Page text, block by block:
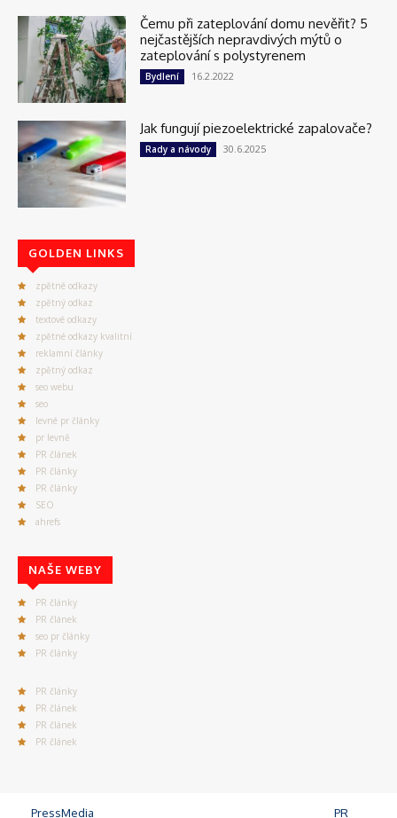
Čemu při zateplování domu nevěřit? 5
nejčastějších nepravdivých mýtů o
zateplování s polystyrenem
Bydlení 16.2.2022
Jak fungují piezoelektrické zapalovače?
Rady a návody 30.6.2025
GOLDEN LINKS
zpětné odkazy
zpětný odkaz
textové odkazy
zpětné odkazy kvalitní
reklamní články
zpětný odkaz
seo webu
seo
levné pr články
pr levně
PR článek
PR články
PR články
SEO
ahrefs
NAŠE WEBY
PR články
PR článek
seo pr články
PR články
PR články
PR článek
PR článek
PR článek
PressMedia PR